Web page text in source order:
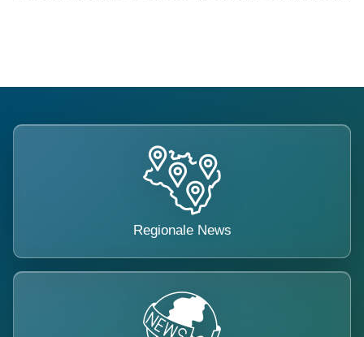
Regionale News